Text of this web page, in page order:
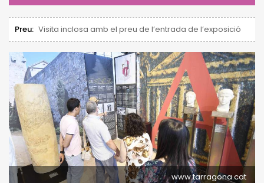
Preu: Visita inclosa amb el preu de l’entrada de l’exposició
www.tarragona.cat